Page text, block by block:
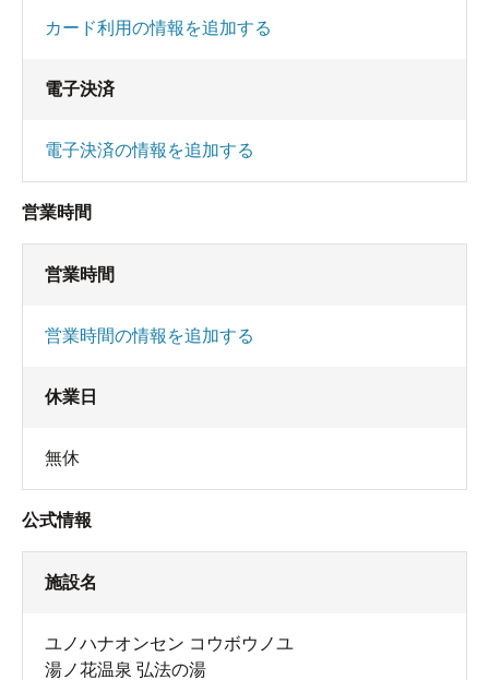
カード利用の情報を追加する
電子決済
電子決済の情報を追加する
営業時間
営業時間
営業時間の情報を追加する
休業日
無休
公式情報
施設名
ユノハナオンセン コウボウノユ
湯ノ花温泉 弘法の湯